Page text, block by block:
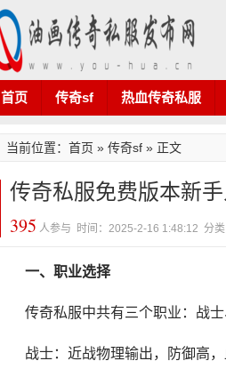
首页 传奇sf 热血传奇私服
当前位置： 首页 » 传奇sf » 正文
传奇私服免费版本新
395 人参与 时间：2025-2-16 1:48:12 分
一、职业选择
传奇私服中共有三个职业：战士
战士：近战物理输出，防御高，